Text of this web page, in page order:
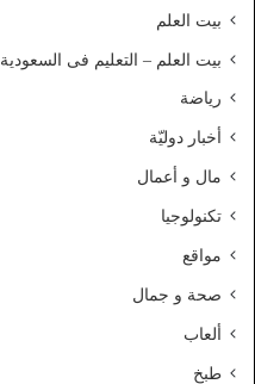
ا
ط
ا
م
و
د
بيت العلم
بيت العلم – التعليم فى السعودية
رياضة
أخبار دوليّة
مال و أعمال
تكنولوجيا
مواقع
صحة و جمال
ألعاب
طبخ